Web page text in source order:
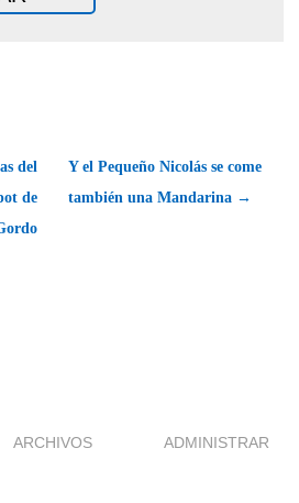
del
de
Y el Pequeño Nicolás se come
también una Mandarina →
ARCHIVOS ADMINISTRAR